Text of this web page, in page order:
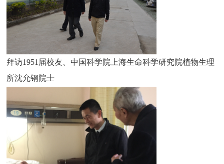
拜访1951届校友、中国科学院上海生命科学研究院植物生理
所沈允钢院士